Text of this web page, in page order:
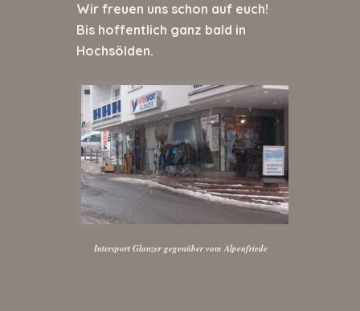
Wir freuen uns schon auf euch!
Bis hoffentlich ganz bald in
Hochsölden.
Intersport Glanzer gegenüber vom Alpenfriede